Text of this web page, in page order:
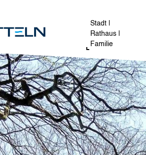
Stadt |
Rathaus |
Familie